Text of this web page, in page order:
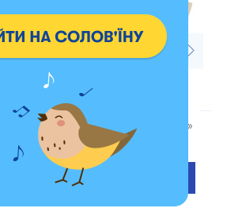
Раннер «Праздничный»
бежевый
1299 грн